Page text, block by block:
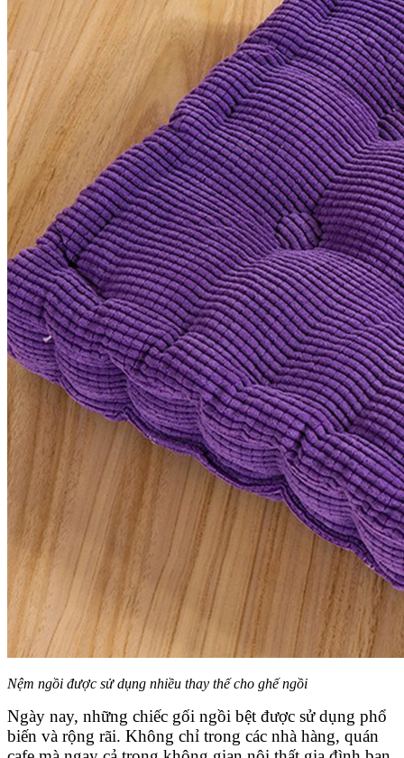
Nệm ngồi được sử dụng nhiều thay thế cho ghế ngồi
Ngày nay, những chiếc gối ngồi bệt được sử dụng phổ
biến và rộng rãi. Không chỉ trong các nhà hàng, quán